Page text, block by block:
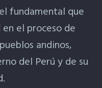
fundamental que
el proceso de
andinos,
del Perú y de su